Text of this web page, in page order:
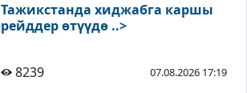
Тажикстанда хиджабга каршы
рейддер өтүүдө ..>
8239 07.08.2026 17:19